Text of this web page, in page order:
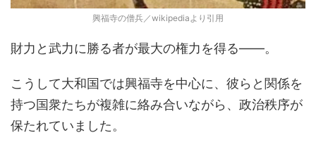
興福寺の僧兵／wikipediaより引用
財力と武力に勝る者が最大の権力を得る――。
こうして大和国では興福寺を中心に、彼らと関係を
持つ国衆たちが複雑に絡み合いながら、政治秩序が
保たれていました。